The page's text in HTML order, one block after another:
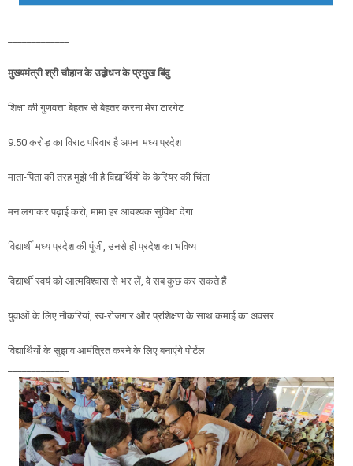
मुख्यमंत्री श्री चौहान के उद्बोधन के प्रमुख बिंदु
शिक्षा की गुणवत्ता बेहतर से बेहतर करना मेरा टारगेट
9.50 करोड़ का विराट परिवार है अपना मध्य प्रदेश
माता-पिता की तरह मुझे भी है विद्यार्थियों के केरियर की चिंता
मन लगाकर पढ़ाई करो, मामा हर आवश्यक सुविधा देगा
विद्यार्थी मध्य प्रदेश की पूंजी, उनसे ही प्रदेश का भविष्य
विद्यार्थी स्वयं को आत्मविश्वास से भर लें, वे सब कुछ कर सकते हैं
युवाओं के लिए नौकरियां, स्व-रोजगार और प्रशिक्षण के साथ कमाई का अवसर
विद्यार्थियों के सुझाव आमंत्रित करने के लिए बनाएंगे पोर्टल